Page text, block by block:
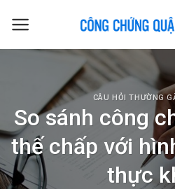
CÂU HỎI THƯỜNG
So sánh công
thế chấp với
thực